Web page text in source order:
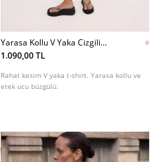
Yarasa Kollu V Yaka Cizgili
Tshirt
1.090,00 TL
Rahat kesim V yaka t-shirt. Yarasa kollu ve
etek ucu büzgülü.